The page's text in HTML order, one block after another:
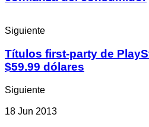
Siguiente
Títulos first-party de
$59.99 dólares
Siguiente
18 Jun 2013